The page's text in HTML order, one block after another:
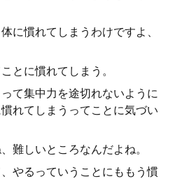
に慣れてしまうわけですよ、
とに慣れてしまう。
て集中力を途切れないように
れてしまうってことに気づい
難しいところなんだよね。
やるっていうことにももう慣